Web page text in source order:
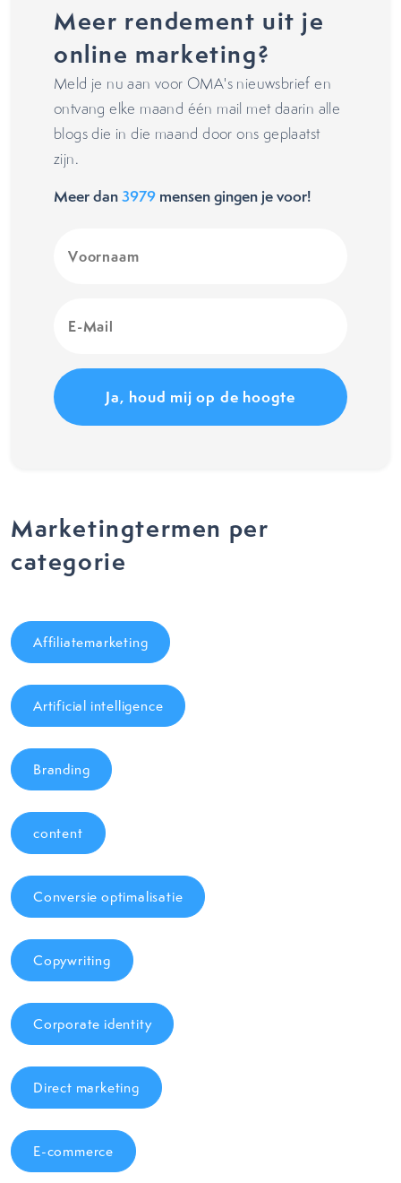
Meer rendement uit je
online marketing?
Meld je nu aan voor OMA's nieuwsbrief en
ontvang elke maand één mail met daarin alle
blogs die in die maand door ons geplaatst
zijn.
Meer dan3979 mensen gingen je voor!
(Vereist)
Mail
Marketingtermen per
categorie
Affiliatemarketing
Artificial intelligence
Branding
content
Conversie optimalisatie
Copywriting
Corporate identity
Direct marketing
E-commerce